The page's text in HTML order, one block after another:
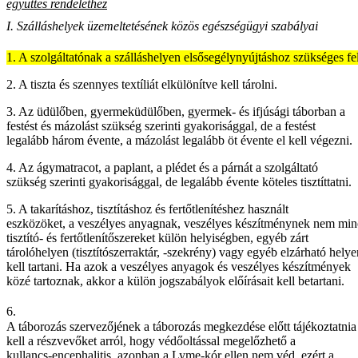
együttes rendelethez
I. Szálláshelyek üzemeltetésének közös egészségügyi szabályai
1. A szolgáltatónak a szálláshelyen elsősegélynyújtáshoz szükséges
2. A tiszta és szennyes textíliát elkülönítve kell tárolni.
3. Az üdülőben, gyermeküdülőben, gyermek- és ifjúsági táborban a
festést és mázolást szükség szerinti gyakorisággal, de a festést
legalább három évente, a mázolást legalább öt évente el kell végezni.
4. Az ágymatracot, a paplant, a plédet és a párnát a szolgáltató
szükség szerinti gyakorisággal, de legalább évente köteles tisztíttatni.
5. A takarításhoz, tisztításhoz és fertőtlenítéshez használt
eszközöket, a veszélyes anyagnak, veszélyes készítménynek nem
tisztító- és fertőtlenítőszereket külön helyiségben, egyéb zárt
tárolóhelyen (tisztítószerraktár, -szekrény) vagy egyéb elzárható
kell tartani. Ha azok a veszélyes anyagok és veszélyes készítmények
közé tartoznak, akkor a külön jogszabályok előírásait kell betartani.
6.
A táborozás szervezőjének a táborozás megkezdése előtt tájékoztatnia
kell a részvevőket arról, hogy védőoltással megelőzhető a
kullancs-encephalitis, azonban a Lyme-kór ellen nem véd, ezért a